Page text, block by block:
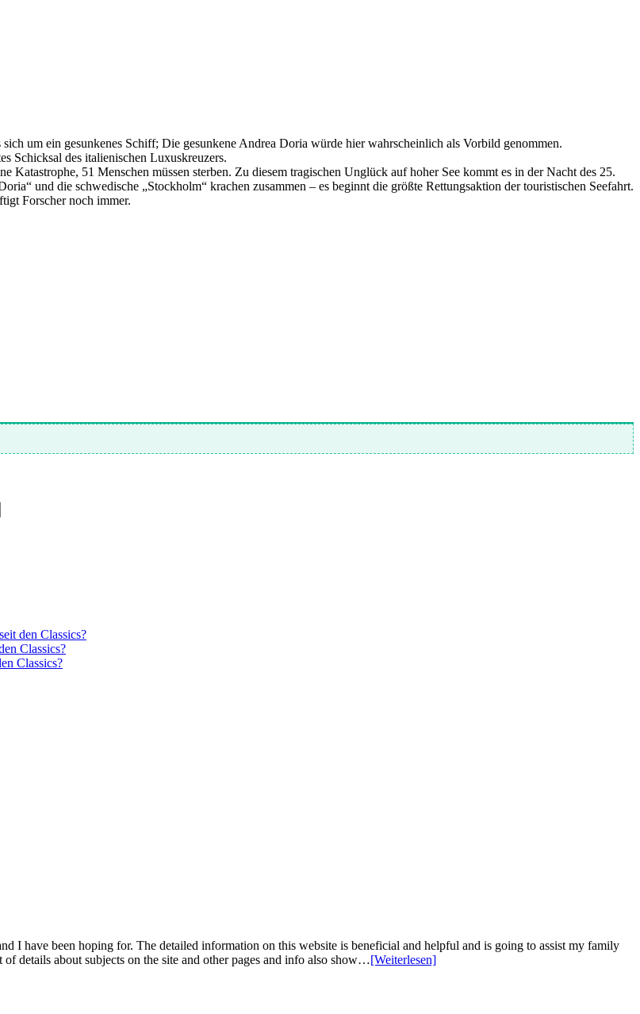
um ein gesunkenes Schiff; Die gesunkene Andrea Doria würde hier wahrscheinlich als Vorbild genommen.
Schicksal des italienischen Luxuskreuzers.
Katastrophe, 51 Menschen müssen sterben. Zu diesem tragischen Unglück auf hoher See kommt es in der Nacht des 25.
und die schwedische „Stockholm“ krachen zusammen – es beginnt die größte Rettungsaktion der touristischen Seefahrt.
Forscher noch immer.
den Classics?
Classics?
Classics?
I have been hoping for. The detailed information on this website is beneficial and helpful and is going to assist my family
details about subjects on the site and other pages and info also show…[Weiterlesen]